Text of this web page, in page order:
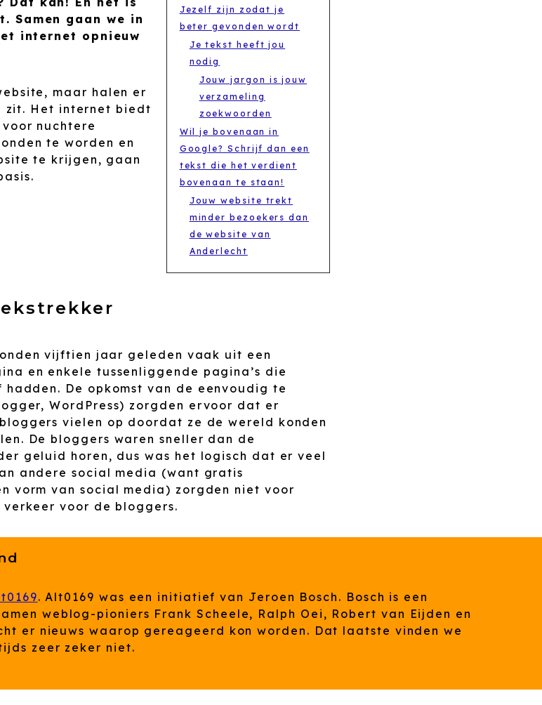
Samen gaan we in
internet opnieuw
maar halen er
zit. Het internet biedt
nuchtere
te worden en
te krijgen, gaan
Jezelf zijn zodat je
beter gevonden wordt
Je tekst heeft jou
nodig
Jouw jargon is jouw
verzameling
zoekwoorden
Wil je bovenaan in
Google? Schrijf dan een
tekst die het verdient
bovenaan te staan!
Jouw website trekt
minder bezoekers dan
de website van
Anderlecht
vijftien jaar geleden vaak uit een
en enkele tussenliggende pagina’s die
De opkomst van de eenvoudig te
WordPress) zorgden ervoor dat er
vielen op doordat ze de wereld konden
De bloggers waren sneller dan de
geluid horen, dus was het logisch dat er veel
andere social media (want gratis
vorm van social media) zorgden niet voor
voor de bloggers.
. Alt0169 was een initiatief van Jeroen Bosch. Bosch is een
weblog-pioniers Frank Scheele, Ralph Oei, Robert van Eijden en
er nieuws waarop gereageerd kon worden. Dat laatste vinden we
zeer zeker niet.